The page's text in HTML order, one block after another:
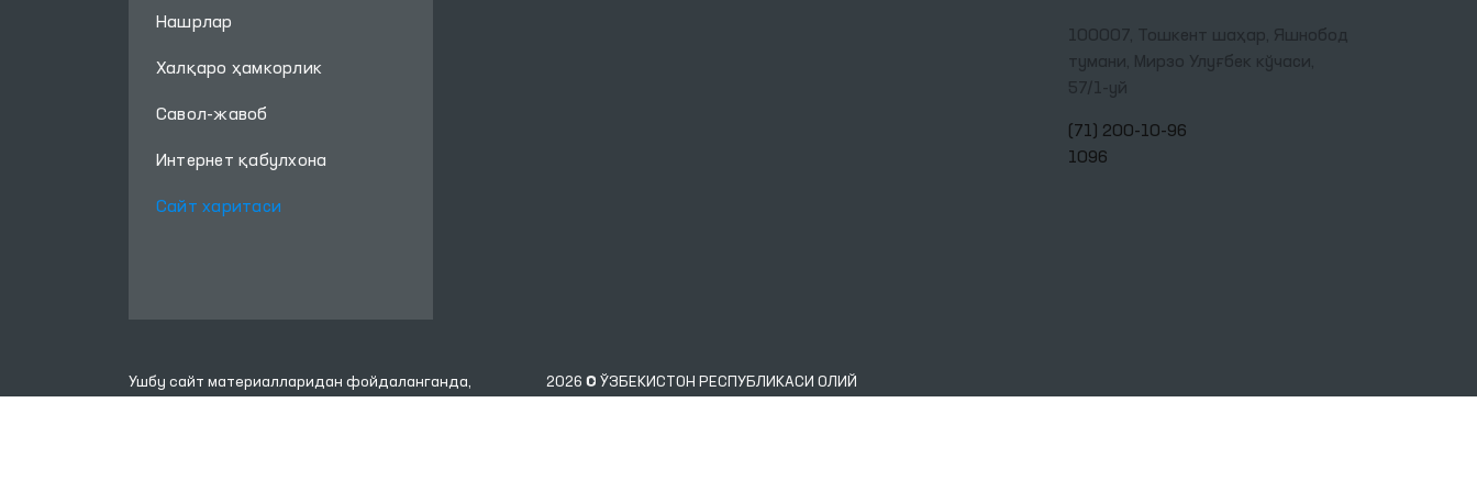
Нашрлар
Халқаро ҳамкорлик
Савол-жавоб
Интернет қабулхона
Сайт харитаси
100007, Тошкент шаҳар, Яшнобод
тумани, Мирзо Улуғбек кўчаси,
57/1-уй
(71) 200-10-96
1096
Ушбу сайт материалларидан фойдаланганда,
2026 © ЎЗБЕКИСТОН РЕСПУБЛИКАСИ ОЛИЙ